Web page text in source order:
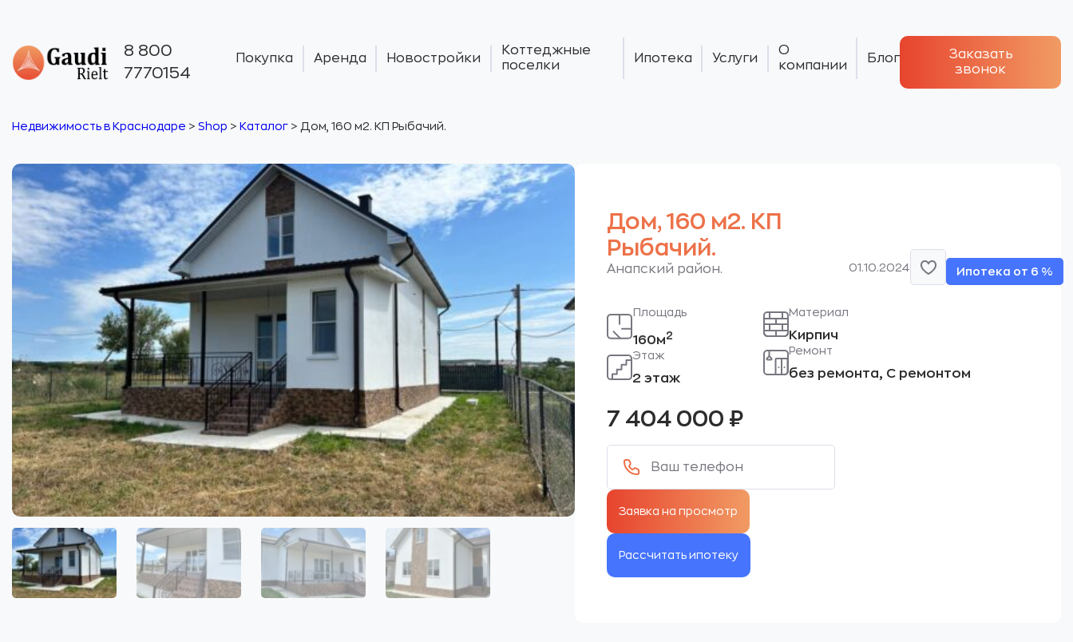
8 800
7770154
Покупка Аренда Новостройки
Коттеджные
поселки
Ипотека Услуги
О
компании
Блог
Заказать
звонок
Недвижимость в Краснодаре > Shop > Каталог > Дом, 160 м2. КП Рыбачий.
Дом, 160 м2. КП
Рыбачий.
Анапский район. 01.10.2024 Ипотека от 6 %
Площадь
160м2
Этаж
2 этаж
Материал
Кирпич
Ремонт
без ремонта, С ремонтом
7 404 000 ₽
Рассчитать ипотеку